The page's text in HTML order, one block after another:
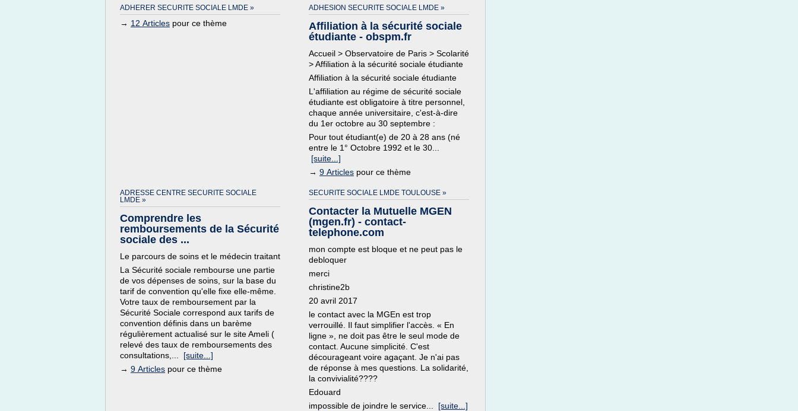
ADHERER SECURITE SOCIALE LMDE »
→ 12 Articles pour ce thème
ADHESION SECURITE SOCIALE LMDE »
Affiliation à la sécurité sociale
étudiante - obspm.fr
Accueil > Observatoire de Paris > Scolarité
> Affiliation à la sécurité sociale étudiante
Affiliation à la sécurité sociale étudiante
L'affiliation au régime de sécurité sociale
étudiante est obligatoire à titre personnel,
chaque année universitaire, c'est-à-dire
du 1er octobre au 30 septembre :
Pour tout étudiant(e) de 20 à 28 ans (né
entre le 1° Octobre 1992 et le 30...
[suite...]
→ 9 Articles pour ce thème
ADRESSE CENTRE SECURITE SOCIALE
LMDE »
Comprendre les
remboursements de la Sécurité
sociale des ...
Le parcours de soins et le médecin traitant
La Sécurité sociale rembourse une partie
de vos dépenses de soins, sur la base du
tarif de convention qu'elle fixe elle-même.
Votre taux de remboursement par la
Sécurité Sociale correspond aux tarifs de
convention définis dans un barème
régulièrement actualisé sur le site Ameli (
relevé des taux de remboursements des
consultations,... [suite...]
→ 9 Articles pour ce thème
SECURITE SOCIALE LMDE TOULOUSE »
Contacter la Mutuelle MGEN
(mgen.fr) - contact-
telephone.com
mon compte est bloque et ne peut pas le
debloquer
merci
christine2b
20 avril 2017
le contact avec la MGEn est trop
verrouillé. Il faut simplifier l'accès. « En
ligne », ne doit pas être le seul mode de
contact. Aucune simplicité. C'est
décourageant voire agaçant. Je n'ai pas
de réponse à mes questions. La solidarité,
la convivialité????
Edouard
impossible de joindre le service... [suite...]